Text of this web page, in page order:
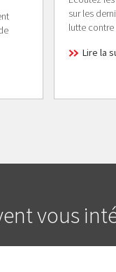
sur les
lutte
Lire la
vous